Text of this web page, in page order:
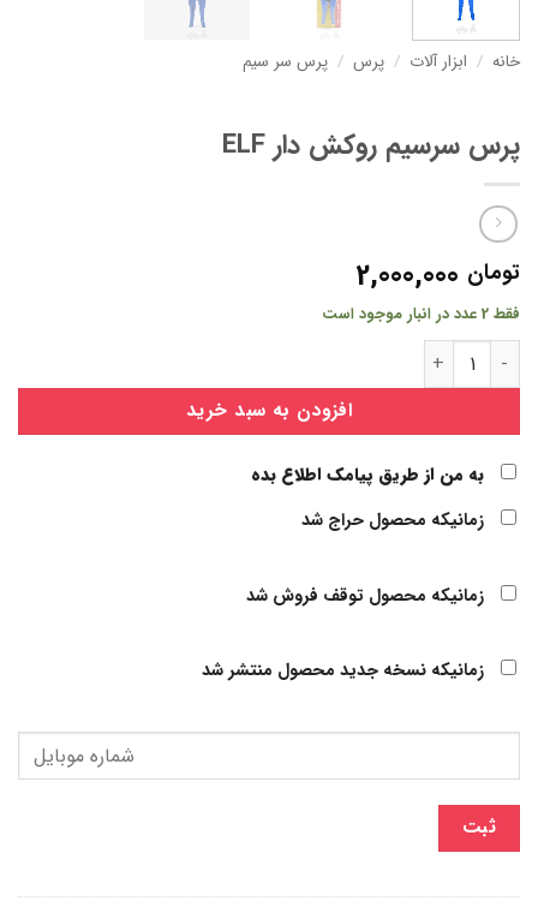
خانه / ابزار آلات / پرس / پرس سر سیم
پرس سرسیم روکش دار ELF
تومان
فقط 2 عدد در انبار موجود است
پرس سرسیم روکش دار ELF عدد
افزودن به سبد خرید
به من از طریق پیامک اطلاع بده
زمانیکه محصول حراج شد
زمانیکه محصول توقف فروش شد
زمانیکه نسخه جدید محصول منتشر شد
ثبت